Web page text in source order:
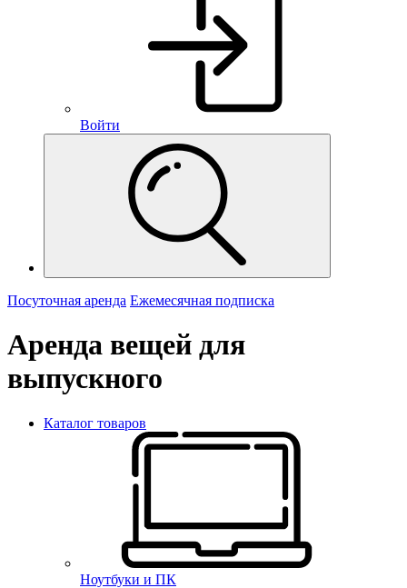
Войти
Посуточная аренда Ежемесячная подписка
Аренда вещей для
выпускного
Каталог товаров
Ноутбуки и ПК